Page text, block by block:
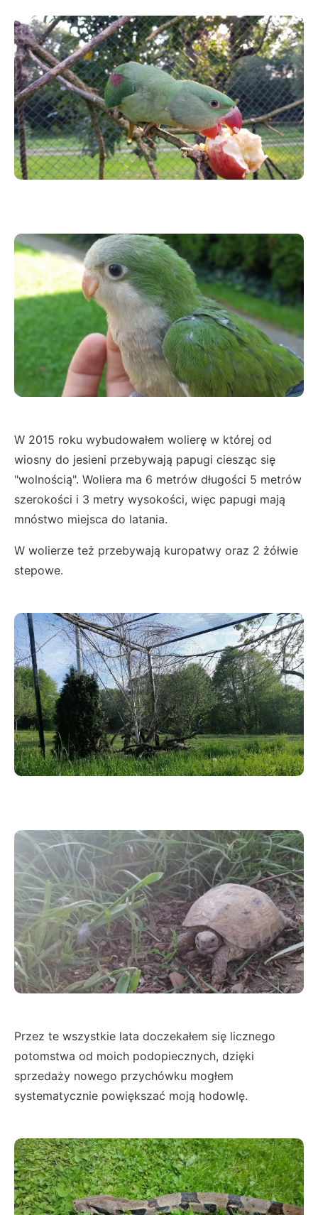
W 2015 roku wybudowałem wolierę w której od
wiosny do jesieni przebywają papugi ciesząc się
"wolnością". Woliera ma 6 metrów długości 5 metrów
szerokości i 3 metry wysokości, więc papugi mają
mnóstwo miejsca do latania.
W wolierze też przebywają kuropatwy oraz 2 żółwie
stepowe.
Przez te wszystkie lata doczekałem się licznego
potomstwa od moich podopiecznych, dzięki
sprzedaży nowego przychówku mogłem
systematycznie powiększać moją hodowlę.